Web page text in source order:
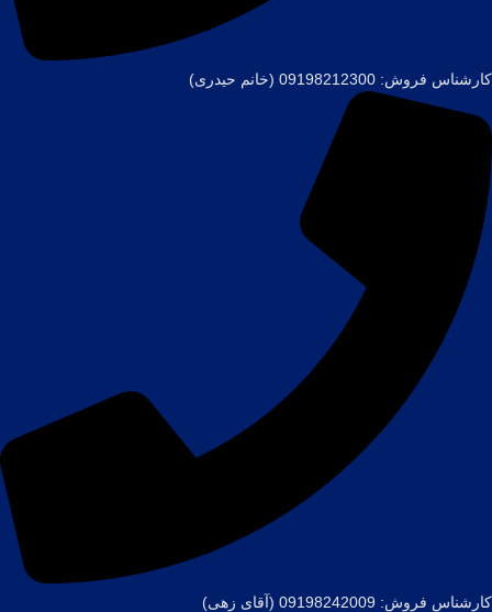
کارشناس فروش: 09198212300 (خانم حیدری)
کارشناس فروش: 09198242009 (آقای زهی)